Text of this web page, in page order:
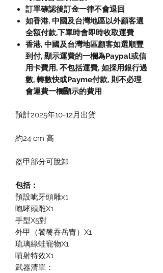
訂單確認後訂金一律不會退回
如香港, 中國及台灣地區以外顧客選
全額付款,下單時會即時收取運費
香港, 中國及台灣地區顧客如選順豐
到付, 顯示運費的一欄為Paypal或信
用卡費用, 不包括運費, 如採用銀行過
數, 轉數快或Payme付款, 則不必理
會運費一欄顯示的費用
預計2025年10-12月出貨
約24 cm 高
盔甲部分可脫卸
包括：
預設呲牙頭雕x1
咆哮頭雕X1
手型X5對
外甲（饕餮吞岳冑）X1
琉璃綠蛙寵物X1
噴射特效X1
武器清單：